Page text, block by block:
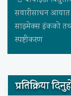
सवारीसाधन आयात
साइमेक्स इंकको
स्पष्टीकरण
प्रतिक्रिया